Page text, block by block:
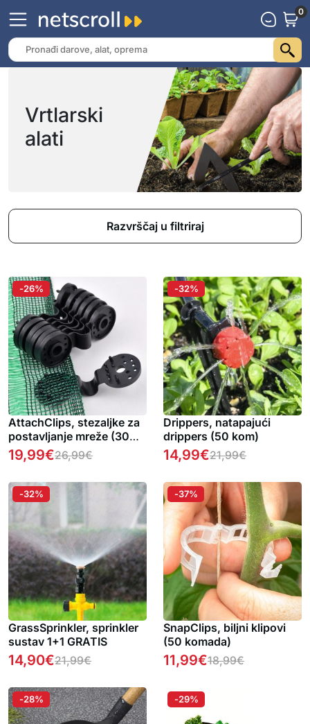
0
Vrtlarski
alati
Razvrščaj u filtriraj
AttachClips, stezaljke za
postavljanje mreže (30
komada)
19,99€26,99€
-26%
Drippers, natapajući
drippers (50 kom)
14,99€21,99€
-32%
GrassSprinkler, sprinkler
sustav 1+1 GRATIS
14,90€21,99€
-32%
SnapClips, biljni klipovi
(50 komada)
11,99€18,99€
-37%
-28% -29%